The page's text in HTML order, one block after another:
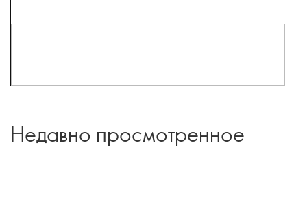
Недавно просмотренное